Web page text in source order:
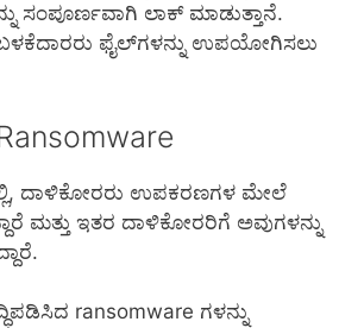
ಸಂಪೂರ್ಣವಾಗಿ ಲಾಕ್ ಮಾಡುತ್ತಾನೆ.
ಬಳಕೆದಾರರು ಫೈಲ್‌ಗಳನ್ನು ಉಪಯೋಗಿಸಲು
ದಾಳಿಕೋರರು ಉಪಕರಣಗಳ ಮೇಲೆ
ಮತ್ತು ಇತರ ದಾಳಿಕೋರರಿಗೆ ಅವುಗಳನ್ನು
ransomware ಗಳನ್ನು